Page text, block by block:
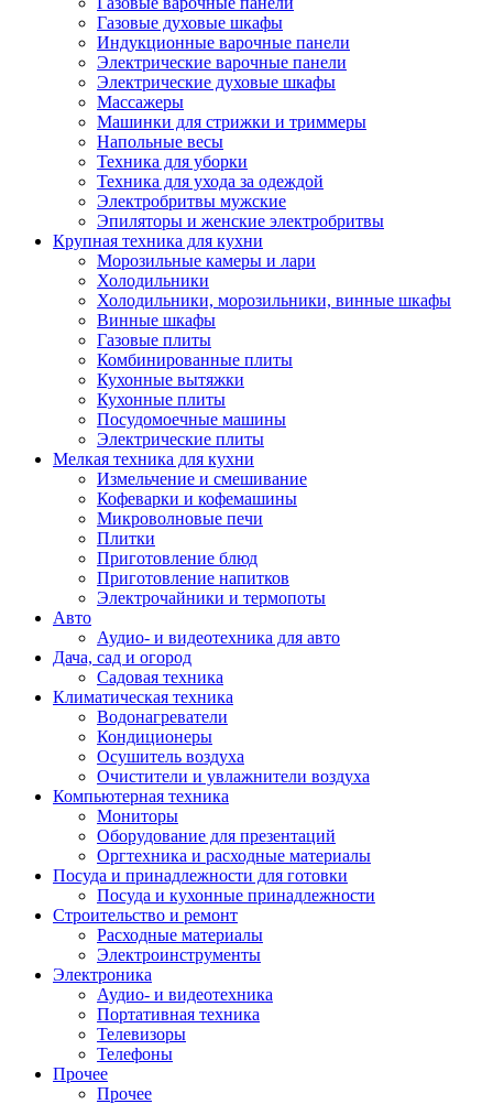
Газовые духовые шкафы
Индукционные варочные панели
Электрические варочные панели
Электрические духовые шкафы
Массажеры
Машинки для стрижки и триммеры
Напольные весы
Техника для уборки
Техника для ухода за одеждой
Электробритвы мужские
Эпиляторы и женские электробритвы
Крупная техника для кухни
Морозильные камеры и лари
Холодильники
Холодильники, морозильники, винные шкафы
Винные шкафы
Газовые плиты
Комбинированные плиты
Кухонные вытяжки
Кухонные плиты
Посудомоечные машины
Электрические плиты
Мелкая техника для кухни
Измельчение и смешивание
Кофеварки и кофемашины
Микроволновые печи
Плитки
Приготовление блюд
Приготовление напитков
Электрочайники и термопоты
Авто
Аудио- и видеотехника для авто
Дача, сад и огород
Садовая техника
Климатическая техника
Водонагреватели
Кондиционеры
Осушитель воздуха
Очистители и увлажнители воздуха
Компьютерная техника
Мониторы
Оборудование для презентаций
Оргтехника и расходные материалы
Посуда и принадлежности для готовки
Посуда и кухонные принадлежности
Строительство и ремонт
Расходные материалы
Электроинструменты
Электроника
Аудио- и видеотехника
Портативная техника
Телевизоры
Телефоны
Прочее
Прочее